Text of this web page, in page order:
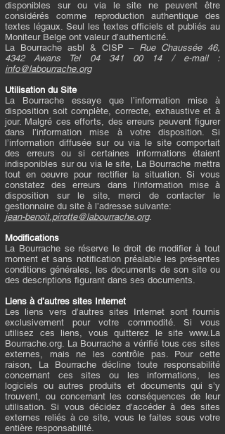
disponibles sur ou via le site ne peuvent être
considérés comme reproduction authentique des
textes légaux. Seul les textes officiels et publiés au
Moniteur Belge ont valeur d’authenticité.
La Bourrache asbl & CISP – Rue Chaussée 46,
4342 Awans Tel 04 341 00 14/ e-mail :
info@labourrache.org
Utilisation du Site
La Bourrache essaye que l’information mise à
disposition soit complète, correcte, exhaustive et à
jour. Malgré ces efforts, des erreurs peuvent figurer
dans l’information mise à votre disposition. Si
l’information diffusée sur ou via le site comportait
des erreurs ou si certaines informations étaient
indisponibles sur ou via le site, La Bourrache mettra
tout en oeuvre pour rectifier la situation. Si vous
constatez des erreurs dans l’information mise à
disposition sur le site, merci de contacter le
gestionnaire du site à l’adresse suivante:
jean-benoit.pirotte@labourrache.org.
Modifications
La Bourrache se réserve le droit de modifier à tout
moment et sans notification préalable les présentes
conditions générales, les documents de son site ou
des descriptions figurant dans ses documents.
Liens à d’autres sites Internet
Les liens vers d’autres sites Internet sont fournis
exclusivement pour votre commodité. Si vous
utilisez ces liens, vous quitterez le site www.La
Bourrache.org. La Bourrache a vérifié tous ces sites
externes, mais ne les contrôle pas. Pour cette
raison, La Bourrache décline toute responsabilité
concernant ces sites ou les informations, les
logiciels ou autres produits et documents qui s’y
trouvent, ou concernant les conséquences de leur
utilisation. Si vous décidez d’accéder à des sites
externes reliés à ce site, vous le faites sous votre
entière responsabilité.